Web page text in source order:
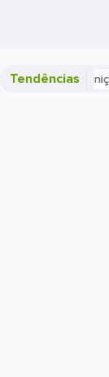
Tendências
munição no CS2